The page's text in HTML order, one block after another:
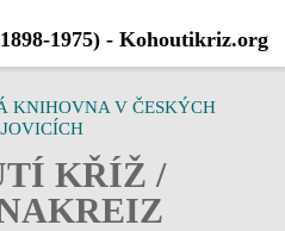
KNIHOVNA V ČESKÝCH
KŘÍŽ /
1975) - Kohoutikriz.org